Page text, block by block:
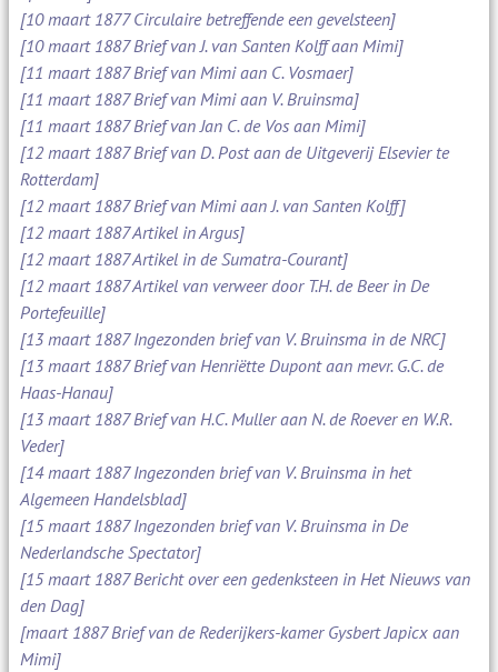
[10 maart 1877 Circulaire betreffende een gevelsteen]
[10 maart 1887 Brief van J. van Santen Kolff aan Mimi]
[11 maart 1887 Brief van Mimi aan C. Vosmaer]
[11 maart 1887 Brief van Mimi aan V. Bruinsma]
[11 maart 1887 Brief van Jan C. de Vos aan Mimi]
[12 maart 1887 Brief van D. Post aan de Uitgeverij Elsevier te
Rotterdam]
[12 maart 1887 Brief van Mimi aan J. van Santen Kolff]
[12 maart 1887 Artikel in Argus]
[12 maart 1887 Artikel in de Sumatra-Courant]
[12 maart 1887 Artikel van verweer door T.H. de Beer in De
Portefeuille]
[13 maart 1887 Ingezonden brief van V. Bruinsma in de NRC]
[13 maart 1887 Brief van Henriëtte Dupont aan mevr. G.C. de
Haas-Hanau]
[13 maart 1887 Brief van H.C. Muller aan N. de Roever en W.R.
Veder]
[14 maart 1887 Ingezonden brief van V. Bruinsma in het
Algemeen Handelsblad]
[15 maart 1887 Ingezonden brief van V. Bruinsma in De
Nederlandsche Spectator]
[15 maart 1887 Bericht over een gedenksteen in Het Nieuws van
den Dag]
[maart 1887 Brief van de Rederijkers-kamer Gysbert Japicx aan
Mimi]